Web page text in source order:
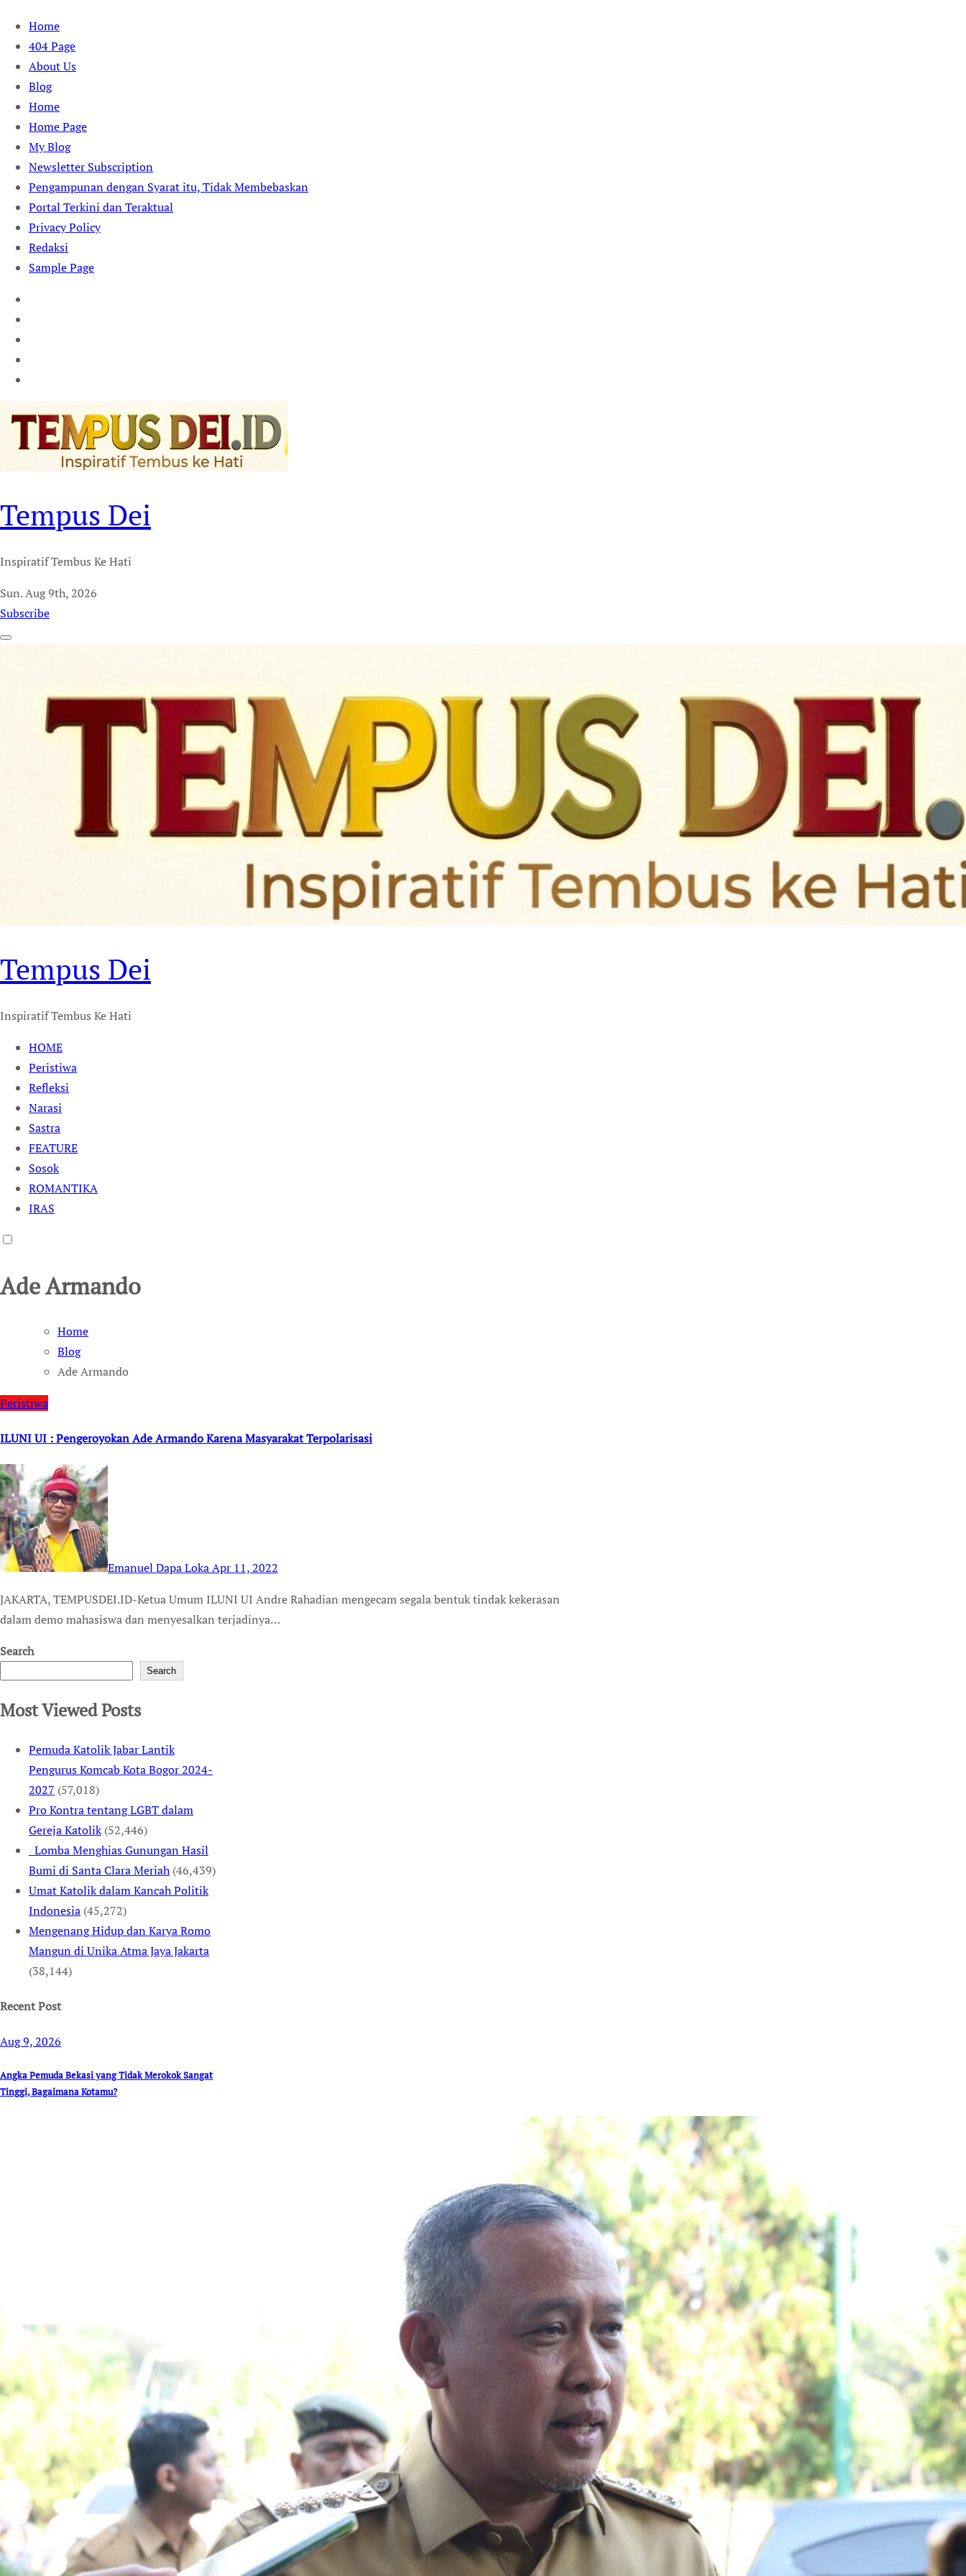
Skip
content
Home
404 Page
About Us
Blog
Home
Home Page
My Blog
Newsletter Subscription
Pengampunan dengan Syarat itu, Tidak Membebaskan
Portal Terkini dan Teraktual
Privacy Policy
Redaksi
Sample Page
Tempus Dei
Inspiratif Tembus Ke Hati
Sun. Aug 9th, 2026
Subscribe
Tempus Dei
Inspiratif Tembus Ke Hati
HOME
Peristiwa
Refleksi
Narasi
Sastra
FEATURE
Sosok
ROMANTIKA
IRAS
Ade Armando
Home
Blog
Ade Armando
Peristiwa
ILUNI UI : Pengeroyokan Ade Armando Karena Masyarakat Terpolarisasi
Emanuel Dapa LokaApr 11, 2022
JAKARTA, TEMPUSDEI.ID-Ketua Umum ILUNI UI Andre Rahadian mengecam segala bentuk tindak kekerasan
dalam demo mahasiswa dan menyesalkan terjadinya…
Search
Search
Most Viewed Posts
Pemuda Katolik Jabar Lantik
Pengurus Komcab Kota Bogor 2024-
2027 (57,018)
Pro Kontra tentang LGBT dalam
Gereja Katolik (52,446)
Lomba Menghias Gunungan Hasil
Bumi di Santa Clara Meriah (46,439)
Umat Katolik dalam Kancah Politik
Indonesia (45,272)
Mengenang Hidup dan Karya Romo
Mangun di Unika Atma Jaya Jakarta
(38,144)
Recent Post
Aug 9, 2026
Angka Pemuda Bekasi yang Tidak Merokok Sangat
Tinggi, Bagaimana Kotamu?